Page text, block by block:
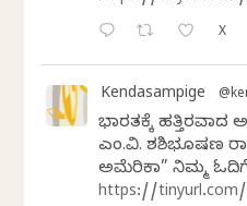
X
Kendasampige
ಭಾರತಕ್ಕೆ ಹತ್ತಿರವಾದ
ಎಂ.ವಿ. ಶಶಿಭೂಷಣ
ಅಮೆರಿಕಾ” ನಿಮ್ಮ
https://tinyurl.com/